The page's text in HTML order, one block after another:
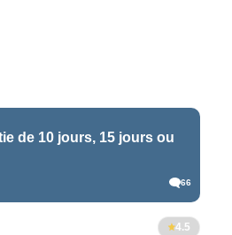
de 10 jours, 15 jours ou
66
4.5